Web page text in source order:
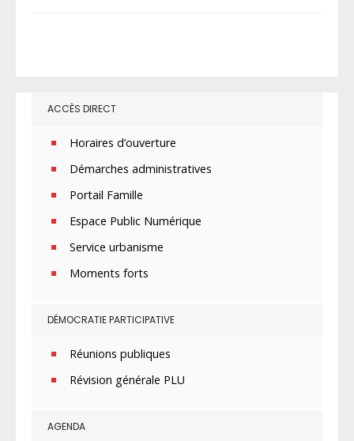
ACCÈS DIRECT
Horaires d’ouverture
Démarches administratives
Portail Famille
Espace Public Numérique
Service urbanisme
Moments forts
DÉMOCRATIE PARTICIPATIVE
Réunions publiques
Révision générale PLU
AGENDA